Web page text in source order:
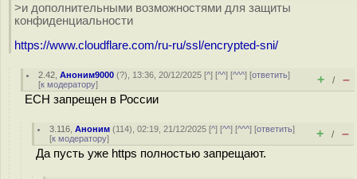
>и дополнительными возможностями для защиты
конфиденциальности
https://www.cloudflare.com/ru-ru/ssl/encrypted-sni/
2.42 ,Аноним9000 (?), 13:36, 20/12/2025 [^] [^^] [^^^] [ответить]
[к модератору] + / –
ECH запрещен в России
3.116 ,Аноним (114), 02:19, 21/12/2025 [^] [^^] [^^^] [ответить]
[к модератору] + / –
Да пусть уже https полностью запрещают.